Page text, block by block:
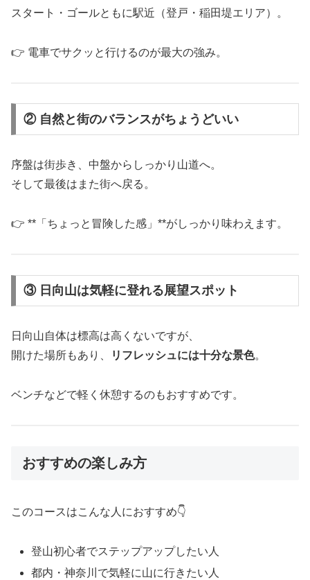
スタート・ゴールともに駅近（登戸・稲田堤エリア）。
👉 電車でサクッと行けるのが最大の強み。
② 自然と街のバランスがちょうどいい
序盤は街歩き、中盤からしっかり山道へ。
そして最後はまた街へ戻る。
👉 **「ちょっと冒険した感」**がしっかり味わえます。
③ 日向山は気軽に登れる展望スポット
日向山自体は標高は高くないですが、
開けた場所もあり、
リフレッシュには十分な景色。
ベンチなどで軽く休憩するのもおすすめです。
おすすめの楽しみ方
このコースはこんな人におすすめ👇
登山初心者でステップアップしたい人
都内・神奈川で気軽に山に行きたい人